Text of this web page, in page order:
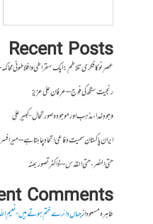
Recent Posts
عصرِ نو کا فکری تلاطم: ایک سقراطی و افلاطونی
رنجیت سنگھ کی فوج – عرفان علی عزیز
وجودِ خدا، مذہب اور موجودہ صورتحال- کبیر علی
ایران پاکستان سمیت دفاعی اتحاد چاہتا ہے – میر
حتی النصر ، حتی القدس – ڈاکٹر تصور بھٹہ
Comments
طاہرہ مسعودازجہاں دائرے ختم ہوتے ہیں- نعیم